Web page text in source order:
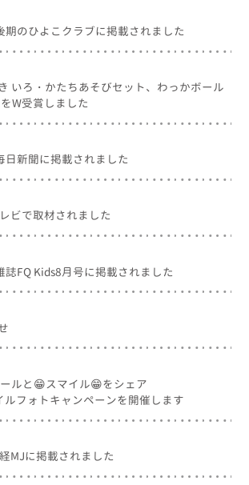
期のひよこクラブに掲載されました
いろ・かたちあそびセット、わっかボール
W受賞しました
日新聞に掲載されました
ビで取材されました
FQ Kids8月号に掲載されました
ルと😁スマイル😁をシェア
フォトキャンペーンを開催します
MJに掲載されました